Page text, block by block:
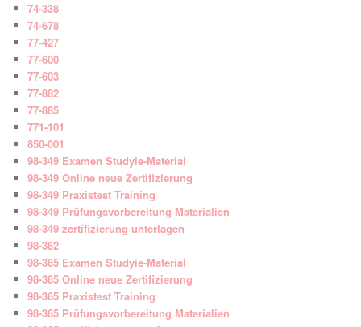
74-338
74-678
77-427
77-600
77-603
77-882
77-885
771-101
850-001
98-349 Examen Studyie-Material
98-349 Online neue Zertifizierung
98-349 Praxistest Training
98-349 Prüfungsvorbereitung Materialien
98-349 zertifizierung unterlagen
98-362
98-365 Examen Studyie-Material
98-365 Online neue Zertifizierung
98-365 Praxistest Training
98-365 Prüfungsvorbereitung Materialien